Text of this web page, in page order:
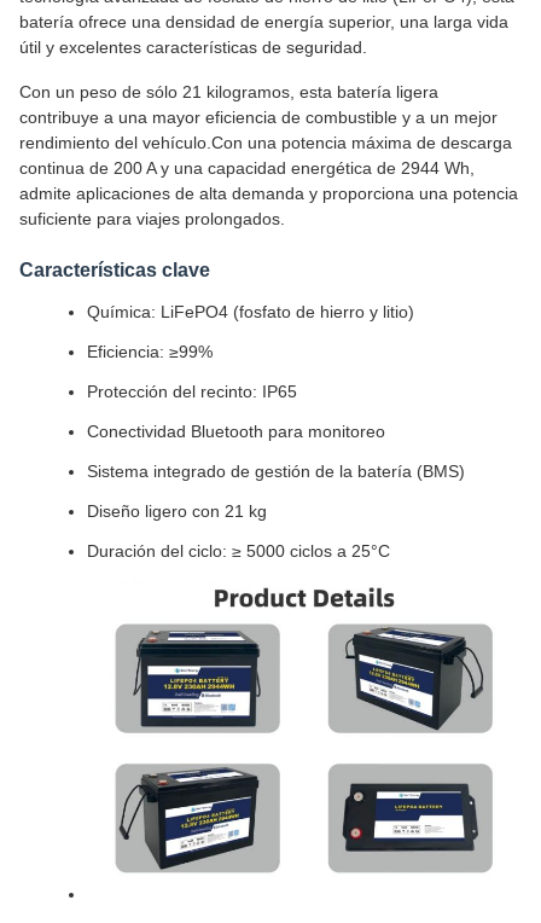
batería ofrece una densidad de energía superior, una larga vida
útil y excelentes características de seguridad.
Con un peso de sólo 21 kilogramos, esta batería ligera
contribuye a una mayor eficiencia de combustible y a un mejor
rendimiento del vehículo.Con una potencia máxima de descarga
continua de 200 A y una capacidad energética de 2944 Wh,
admite aplicaciones de alta demanda y proporciona una potencia
suficiente para viajes prolongados.
Características clave
Química: LiFePO4 (fosfato de hierro y litio)
Eficiencia: ≥99%
Protección del recinto: IP65
Conectividad Bluetooth para monitoreo
Sistema integrado de gestión de la batería (BMS)
Diseño ligero con 21 kg
Duración del ciclo: ≥ 5000 ciclos a 25°C